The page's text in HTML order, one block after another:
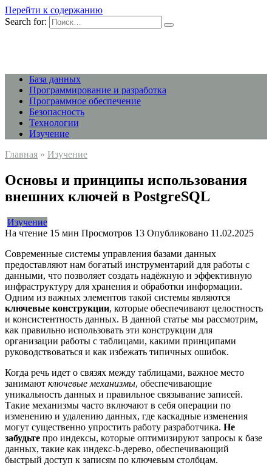
Перейти к содержанию
Search for:
База данных
Программирование и разработка
Программное обеспечение
Безопасность
Технологии
Изучение
Главная » Изучение
Основы и принципы использования
внешних ключей в PostgreSQL
Изучение
На чтение 15 мин Просмотров 13 Опубликовано 11.02.2025
Современные системы управления базами данных
предоставляют нам богатый инструментарий для работы с
данными, что позволяет создать надёжную и эффективную
инфраструктуру для хранения и обработки информации.
Одним из важных элементов такой системы являются
ключевые конструкции, которые обеспечивают целостность
и консистентность данных. В данной статье мы рассмотрим,
как правильно использовать эти конструкции для
организации работы с таблицами, какими принципами
руководствоваться и как избежать типичных ошибок.
Когда речь идет о связях между таблицами, важное место
занимают ключевые механизмы, обеспечивающие
уникальность данных и правильное связывание записей.
Такие механизмы часто включают в себя операции по
изменению и удалению данных, где каскадные изменения
могут существенно упростить работу разработчика. Не
забудьте про индексы, которые оптимизируют запросы к базе
данных, такие как индекс-b-дерево, обеспечивающий
быстрый доступ к записям по ключевым столбцам.